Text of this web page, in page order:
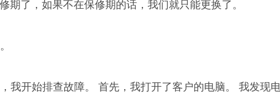
期了，如果不在保修期的话，我们就只能更换了。
我开始排查故障。 首先，我打开了客户的电脑。 我发现